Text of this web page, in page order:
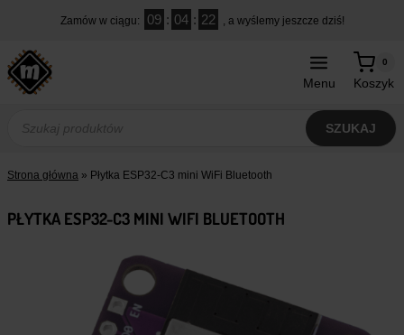
treści
Zamów w ciągu: 09 : 04 : 21 , a wyślemy jeszcze dziś!
Menu Koszyk
0
produktów
SZUKAJ
Strona główna » Płytka ESP32-C3 mini WiFi Bluetooth
PŁYTKA ESP32-C3 MINI WIFI BLUETOOTH